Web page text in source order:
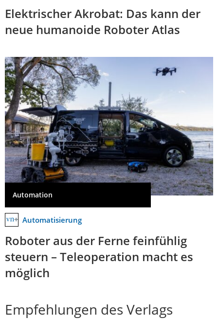
Elektrischer Akrobat: Das kann der
neue humanoide Roboter Atlas
Automation
Automatisierung
Roboter aus der Ferne feinfühlig
steuern – Teleoperation macht es
möglich
Empfehlungen des Verlags